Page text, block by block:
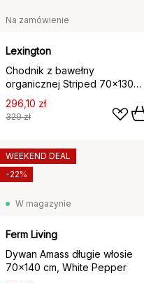
Na zamówienie
Lexington
Chodnik z bawełny
organicznej Striped 70x130
cm, Blue-white
296,10 zł
329 zł
W magazynie
Ferm Living
Dywan Amass długie włosie
70x140 cm, White Pepper
WEEKEND DEAL
-22%